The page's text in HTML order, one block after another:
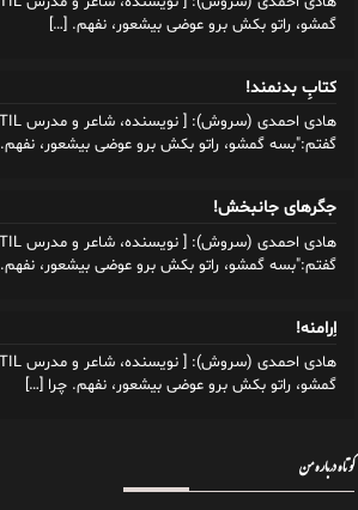
گمشو، راتو بکش برو عوضی بیشعور، نفهم. […]
کتابِ بدنمند!
گفتم:"بسه گمشو، راتو بکش برو عوضی بیشعور، نفهم.
جگرهای جانبخش!
گفتم:"بسه گمشو، راتو بکش برو عوضی بیشعور، نفهم.
اِرامنه!
گمشو، راتو بکش برو عوضی بیشعور، نفهم. چرا […]
کوتاه درباره من